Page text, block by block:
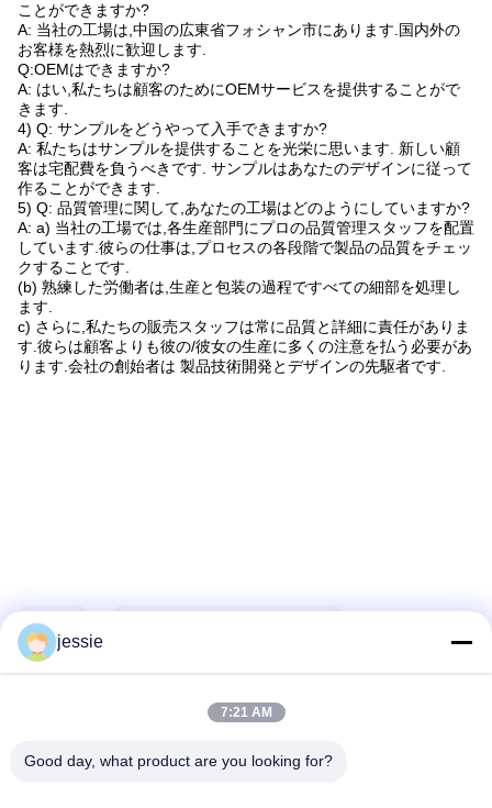
ことができますか?
A: 当社の工場は,中国の広東省フォシャン市にあります.国内外の
お客様を熱烈に歓迎します.
Q:OEMはできますか?
A: はい,私たちは顧客のためにOEMサービスを提供することがで
きます.
4) Q: サンプルをどうやって入手できますか?
A: 私たちはサンプルを提供することを光栄に思います. 新しい顧
客は宅配費を負うべきです. サンプルはあなたのデザインに従って
作ることができます.
5) Q: 品質管理に関して,あなたの工場はどのようにしていますか?
A: a) 当社の工場では,各生産部門にプロの品質管理スタッフを配置
しています.彼らの仕事は,プロセスの各段階で製品の品質をチェッ
クすることです.
(b) 熟練した労働者は,生産と包装の過程ですべての細部を処理し
ます.
c) さらに,私たちの販売スタッフは常に品質と詳細に責任がありま
す.彼らは顧客よりも彼の/彼女の生産に多くの注意を払う必要があ
ります.会社の創始者は 製品技術開発とデザインの先駆者です.
タグ:
化粧品の包装ボトル 化粧品の空瓶
jessie
7:21 AM
Good day, what product are you looking for?